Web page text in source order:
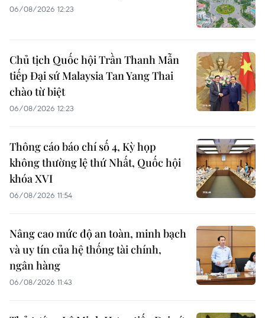
06/08/2026 12:23
Chủ tịch Quốc hội Trần Thanh Mẫn
tiếp Đại sứ Malaysia Tan Yang Thai
chào từ biệt
06/08/2026 12:23
Thông cáo báo chí số 4, Kỳ họp
không thường lệ thứ Nhất, Quốc hội
khóa XVI
06/08/2026 11:54
Nâng cao mức độ an toàn, minh bạch
và uy tín của hệ thống tài chính,
ngân hàng
06/08/2026 11:43